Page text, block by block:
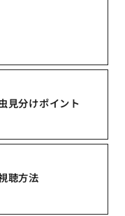
見分けポイント
聴方法